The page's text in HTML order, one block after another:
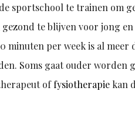
sportschool te trainen om
te blijven voor jong
minuten per week is al
Soms gaat ouder
offysiotherapie kan